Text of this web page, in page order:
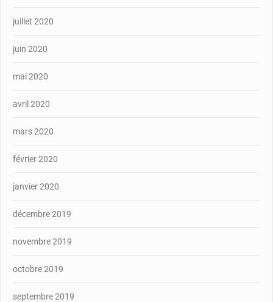
juillet 2020
juin 2020
mai 2020
avril 2020
mars 2020
février 2020
janvier 2020
décembre 2019
novembre 2019
octobre 2019
septembre 2019